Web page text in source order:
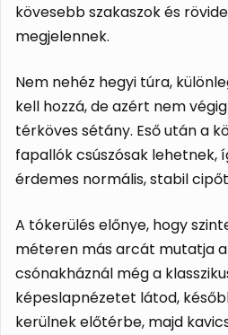
kövesebb szakaszok és
megjelennek.
Nem nehéz hegyi túra,
kell hozzá, de azért nem
térköves sétány. Eső után a
fapallók csúszósak lehetnek,
érdemes normális, stabil
A tókerülés előnye, hogy
méteren más arcát mutatja a
csónakháznál még a
képeslapnézetet látod,
kerülnek előtérbe, majd